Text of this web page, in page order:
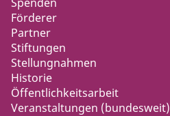
Förderer
Partner
Stiftungen
Stellungnahmen
Historie
Öffentlichkeitsarbeit
Veranstaltungen (bundesweit)